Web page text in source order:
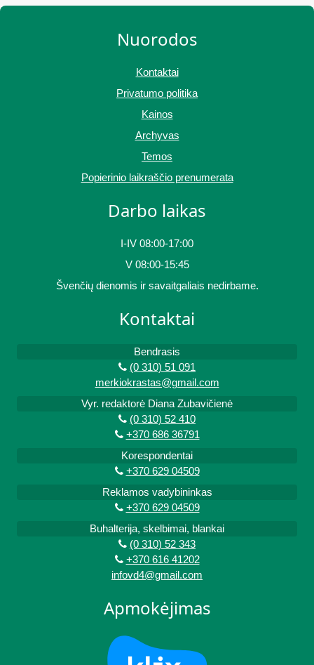
Nuorodos
Kontaktai
Privatumo politika
Kainos
Archyvas
Temos
Popierinio laikraščio prenumerata
Darbo laikas
I-IV 08:00-17:00
V 08:00-15:45
Švenčių dienomis ir savaitgaliais nedirbame.
Kontaktai
Bendrasis
(0 310) 51 091
merkiokrastas@gmail.com
Vyr. redaktorė Diana Zubavičienė
(0 310) 52 410
+370 686 36791
Korespondentai
+370 629 04509
Reklamos vadybininkas
+370 629 04509
Buhalterija, skelbimai, blankai
(0 310) 52 343
+370 616 41202
infovd4@gmail.com
Apmokėjimas